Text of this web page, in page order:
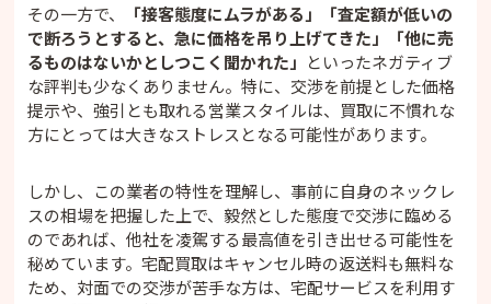
その一方で、
「接客態度にムラがある」「査定額が低いの
で断ろうとすると、急に価格を吊り上げてきた」「他に売
るものはないかとしつこく聞かれた」 といったネガティブ
な評判も少なくありません。特に、交渉を前提とした価格
提示や、強引とも取れる営業スタイルは、買取に不慣れな
方にとっては大きなストレスとなる可能性があります。
しかし、この業者の特性を理解し、事前に自身のネックレ
スの相場を把握した上で、毅然とした態度で交渉に臨める
のであれば、他社を凌駕する最高値を引き出せる可能性を
秘めています。宅配買取はキャンセル時の返送料も無料な
ため、対面での交渉が苦手な方は、宅配サービスを利用す